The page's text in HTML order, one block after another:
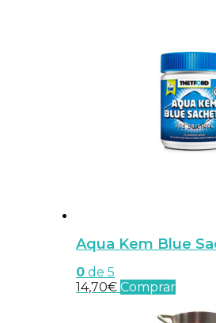
Aqua Kem Blue
0 de 5
14,70€ Comprar